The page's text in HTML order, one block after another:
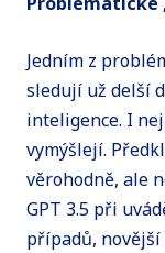
Jedním z
sledují už delší
inteligence. I
vymýšlejí.
věrohodně, ale
GPT 3.5 při
případů, novější